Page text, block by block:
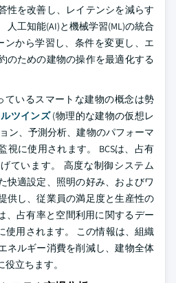
性を改善し、レイテンシを減らす
人工知能(AI)と機械学習(ML)の統合
ンから学習し、条件を変更し、エ
のための建物の操作を最適化する
ているスマートな建物の概念は勢
ツインズ(物理的な建物の仮想レ
ン、予測分析、建物のパフォーマ
視に使用されます。 BCSは、占有
ています。 高度な制御システム
快適設定、照明の好み、およびワ
供し、従業員の満足度と生産性の
、占有率と空間利用に関するデー
使用されます。 この情報は、組織
ネルギー消費を削減し、建物全体
立ちます。